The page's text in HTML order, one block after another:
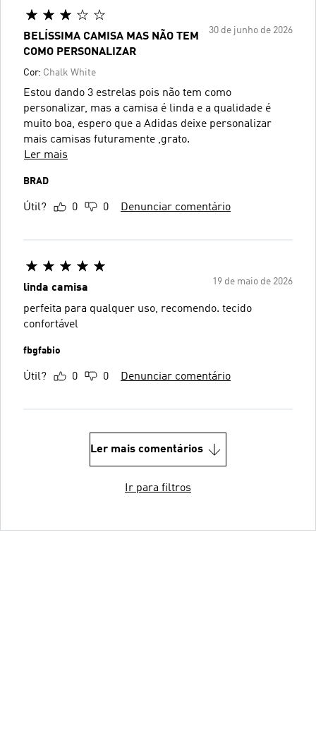
30 de junho de 2026
BELÍSSIMA CAMISA MAS NÃO TEM
COMO PERSONALIZAR
Cor: Chalk White
Estou dando 3 estrelas pois não tem como
personalizar, mas a camisa é linda e a qualidade é
muito boa, espero que a Adidas deixe personalizar
mais camisas futuramente ,grato.
Ler mais
BRAD
Útil? 0 0 Denunciar comentário
19 de maio de 2026
linda camisa
perfeita para qualquer uso, recomendo. tecido
confortável
fbgfabio
Útil? 0 0 Denunciar comentário
Ler mais comentários
Ir para filtros